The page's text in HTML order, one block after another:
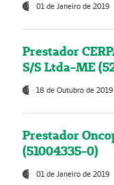
01 de Janeiro de 2019
Prestador
S/S Ltda-ME
18 de Outubro de 2019
Prestador
(51004335-0)
01 de Janeiro de 2019